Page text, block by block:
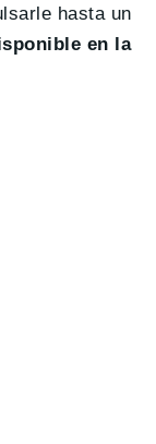
hasta un
en la